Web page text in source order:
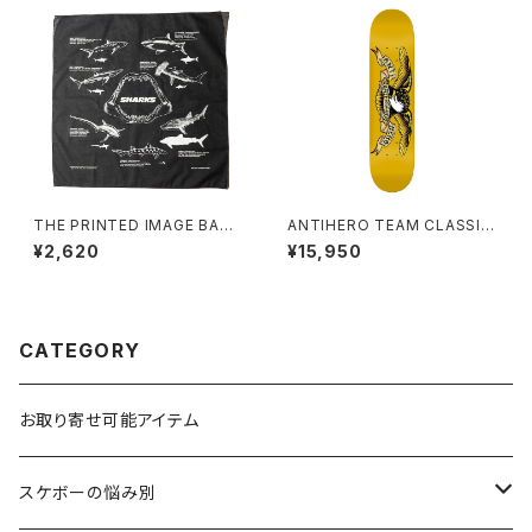
THE PRINTED IMAGE BAND
ANA Shark
¥2,620
ANTIHERO TEAM CLASSIC
EAGLE (KIDS SIZE) 7.3イン
チ BBSプレス チーム クラシック
¥15,950
CATEGORY
お取り寄せ可能アイテム
スケボーの悩み別